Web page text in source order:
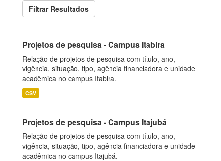
Filtrar Resultados
Projetos de pesquisa - Campus Itabira
Relação de projetos de pesquisa com título, ano,
vigência, situação, tipo, agência financiadora e unidade
acadêmica no campus Itabira.
CSV
Projetos de pesquisa - Campus Itajubá
Relação de projetos de pesquisa com título, ano,
vigência, situação, tipo, agência financiadora e unidade
acadêmica no campus Itajubá.